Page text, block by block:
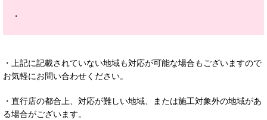
・
・上記に記載されていない地域も対応が可能な場合もございますので
お気軽にお問い合わせください。
・直行店の都合上、対応が難しい地域、または施工対象外の地域があ
る場合がございます。